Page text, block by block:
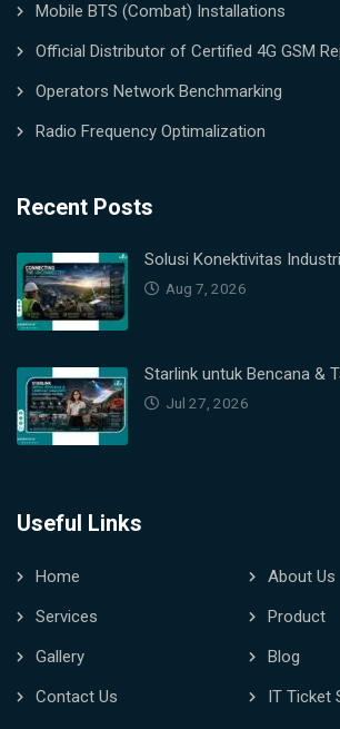
Mobile BTS (Combat) Installations
Official Distributor of Certified 4G GSM
Operators Network Benchmarking
Radio Frequency Optimalization
Recent Posts
Solusi Konektivitas
Aug 7, 2026
Starlink untuk Bencana &
Jul 27, 2026
Useful Links
Home
About Us
Services
Product
Gallery
Blog
Contact Us
IT Ticket